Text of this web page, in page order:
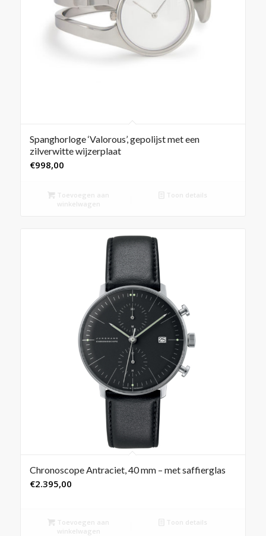
Spanghorloge ‘Valorous’, gepolijst met een
zilverwitte wijzerplaat
€998,00
Toevoegen aan
winkelwagen
Toon details
Chronoscope Antraciet, 40 mm – met saffierglas
€2.395,00
Toevoegen aan
winkelwagen
Toon details